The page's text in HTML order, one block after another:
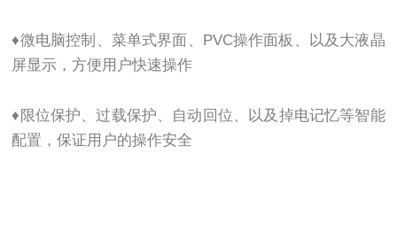
♦微电脑控制、菜单式界面、PVC操作面板、以及大液晶
屏显示，方便用户快速操作
♦限位保护、过载保护、自动回位、以及掉电记忆等智能
配置，保证用户的操作安全